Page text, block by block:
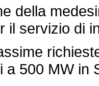
della
il servizio di
a 500 MW in